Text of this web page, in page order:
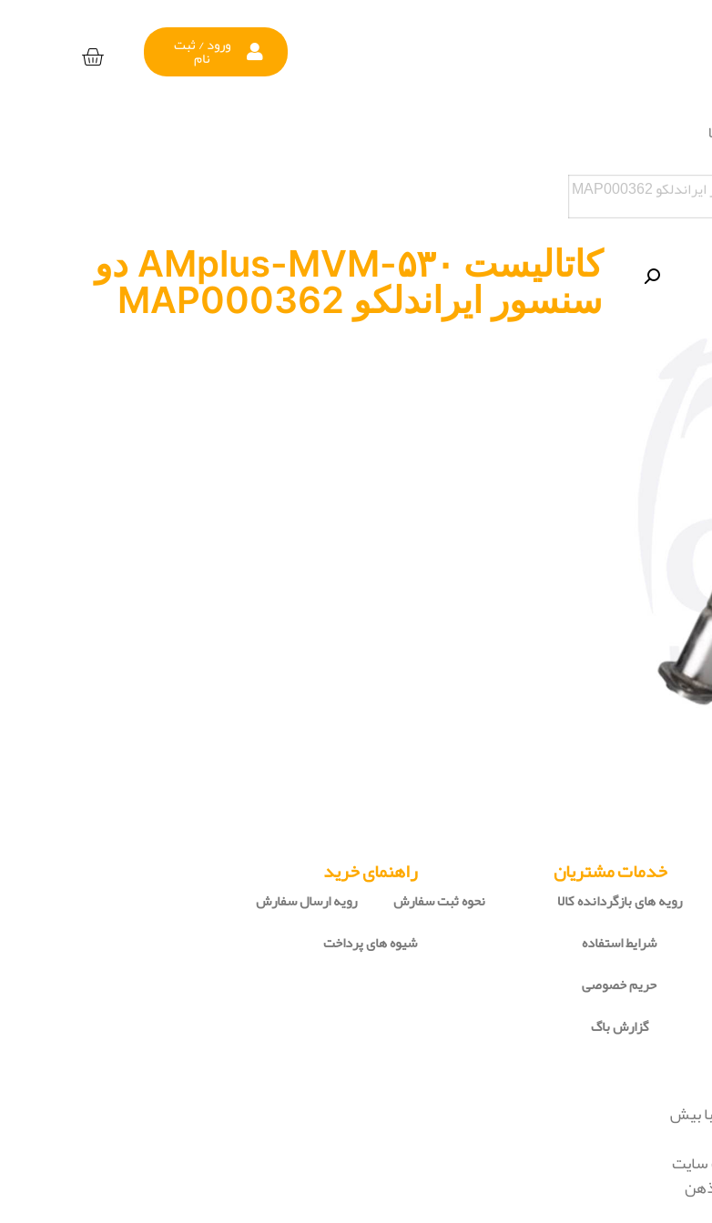
ورود / ثبت
نام
کاتالیست ۵۳۰-AMplus-MVM دو
سنسور ایراندلکو MAP000362
خدمات مشتریان
رویه های بازگردانده کالا
شرایط استفاده
حریم خصوصی
گزارش باگ
راهنمای خرید
نحوه ثبت سفارش
رویه ارسال سفارش
شیوه های پرداخت
بیش
به محض ورود به مدرن 724 با یک سایت